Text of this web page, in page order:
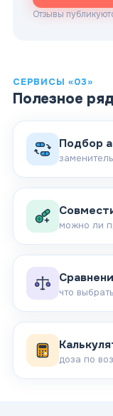
Отзывы
СЕРВИСЫ «03»
Полезное
Подбор
можно ли
что
доза по